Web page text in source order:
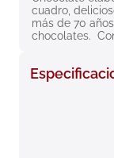
cuadro,
más de 70
chocolates.
8. roche posay
9 . isdin
10.pañales